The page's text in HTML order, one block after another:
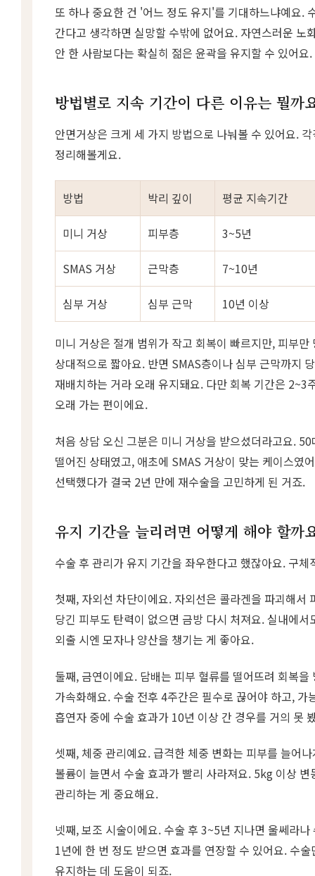
또 하나 중요한 건 '어느 정도 유지'를 기대하느냐예요.
간다고 생각하면 실망할 수밖에 없어요. 자연스러운 노
안 한 사람보다는 확실히 젊은 윤곽을 유지할 수 있어요.
방법별로 지속 기간이 다른 이유는 뭘까
안면거상은 크게 세 가지 방법으로 나눠볼 수 있어요.
정리해볼게요.
방법 박리 깊이 평균 지속기간
미니 거상 피부층 3~5년
SMAS 거상 근막층 7~10년
심부 거상 심부 근막 10년 이상
미니 거상은 절개 범위가 작고 회복이 빠르지만, 피부
상대적으로 짧아요. 반면 SMAS층이나 심부 근막까지
재배치하는 거라 오래 유지돼요. 다만 회복 기간은 2~3
오래 가는 편이에요.
처음 상담 오신 그분은 미니 거상을 받으셨더라고요.
떨어진 상태였고, 애초에 SMAS 거상이 맞는 케이스였
선택했다가 결국 2년 만에 재수술을 고민하게 된 거죠.
유지 기간을 늘리려면 어떻게 해야 할까
수술 후 관리가 유지 기간을 좌우한다고 했잖아요. 구
첫째, 자외선 차단이에요. 자외선은 콜라겐을 파괴해서
당긴 피부도 탄력이 없으면 금방 다시 처져요. 실내에
외출 시엔 모자나 양산을 챙기는 게 좋아요.
둘째, 금연이에요. 담배는 피부 혈류를 떨어뜨려 회복
가속화해요. 수술 전후 4주간은 필수로 끊어야 하고, 가
흡연자 중에 수술 효과가 10년 이상 간 경우를 거의 못
셋째, 체중 관리예요. 급격한 체중 변화는 피부를 늘어
볼륨이 늘면서 수술 효과가 빨리 사라져요. 5kg 이상
관리하는 게 중요해요.
넷째, 보조 시술이에요. 수술 후 3~5년 지나면 울쎄라
1년에 한 번 정도 받으면 효과를 연장할 수 있어요. 수
유지하는 데 도움이 되죠.